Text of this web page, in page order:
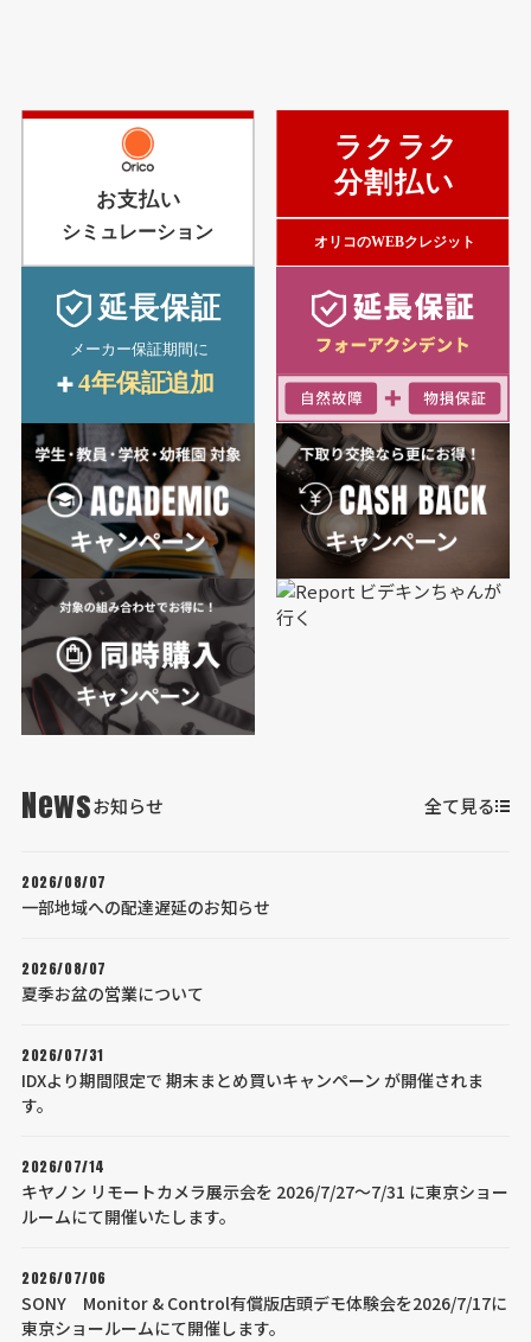
Newsお知らせ 全て見る
2026/08/07
一部地域への配達遅延のお知らせ
2026/08/07
夏季お盆の営業について
2026/07/31
IDXより期間限定で 期末まとめ買いキャンペーン が開催されま
す。
2026/07/14
キヤノン リモートカメラ展示会を 2026/7/27～7/31 に東京ショー
ルームにて開催いたします。
2026/07/06
SONY Monitor & Control有償版店頭デモ体験会を2026/7/17に
東京ショールームにて開催します。